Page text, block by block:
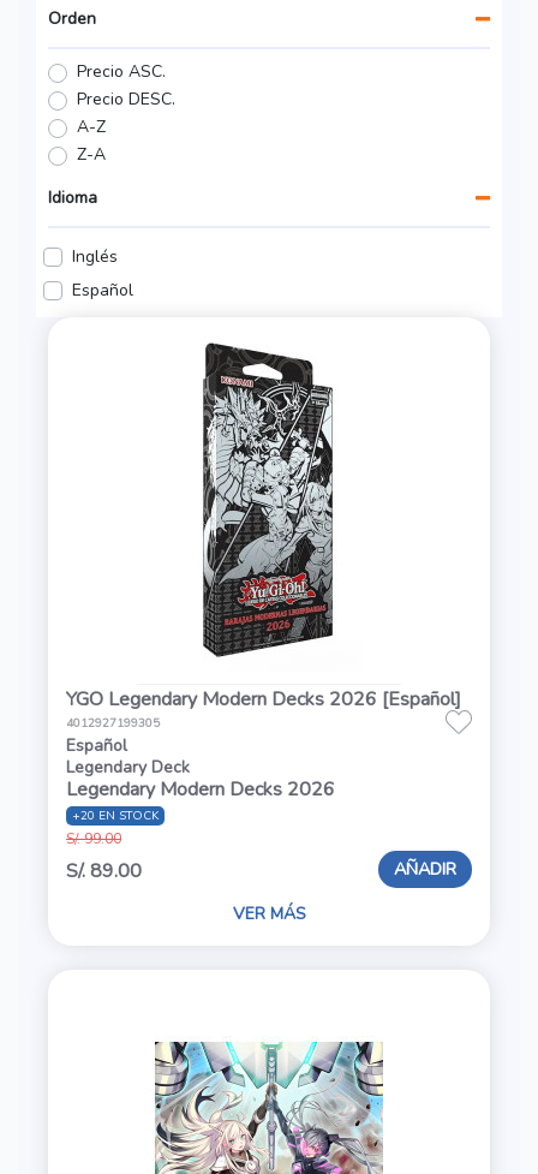
Orden
Precio ASC.
Precio DESC.
A-Z
Z-A
Idioma
Inglés
Español
YGO Legendary Modern Decks 2026 [Español]
4012927199305
Español
Legendary Deck
Legendary Modern Decks 2026
+20 EN STOCK
S/. 99.00
S/. 89.00 AÑADIR
VER MÁS